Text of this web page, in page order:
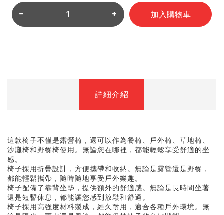
加入購物車
詳細介紹
這款椅子不僅是露營椅，還可以作為餐椅、戶外椅、草地椅、
沙灘椅和野餐椅使用。無論您在哪裡，都能輕鬆享受舒適的坐
感。
椅子採用折疊設計，方便攜帶和收納。無論是露營還是野餐，
都能輕鬆攜帶，隨時隨地享受戶外樂趣。
椅子配備了靠背坐墊，提供額外的舒適感。無論是長時間坐著
還是短暫休息，都能讓您感到放鬆和舒適。
椅子採用高強度材料製成，經久耐用，適合各種戶外環境。無